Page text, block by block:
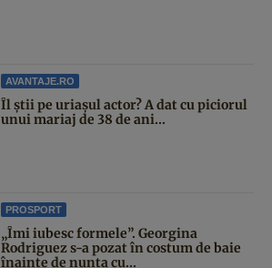
AVANTAJE.RO
Îl știi pe uriașul actor? A dat cu piciorul
unui mariaj de 38 de ani...
PROSPORT
„Îmi iubesc formele”. Georgina
Rodriguez s-a pozat în costum de baie
înainte de nunta cu...